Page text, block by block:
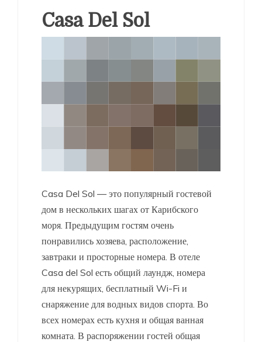
Casa Del Sol
Casa Del Sol — это популярный гостевой
дом в нескольких шагах от Карибского
моря. Предыдущим гостям очень
понравились хозяева, расположение,
завтраки и просторные номера. В отеле
Casa del Sol есть общий лаундж, номера
для некурящих, бесплатный Wi-Fi и
снаряжение для водных видов спорта. Во
всех номерах есть кухня и общая ванная
комната. В распоряжении гостей общая